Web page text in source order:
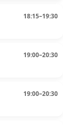
18:15–19:30
19:00–20:30
19:00–20:30